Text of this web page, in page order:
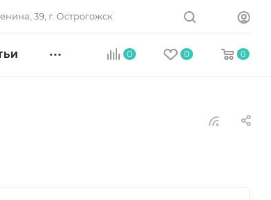
39, г. Острогожск
0 0 0